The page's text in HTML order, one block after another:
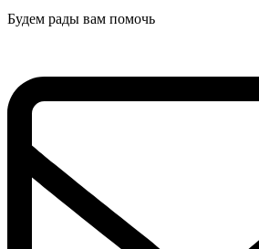
Будем рады вам помочь